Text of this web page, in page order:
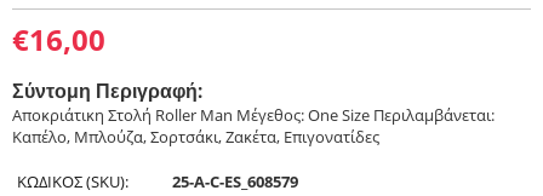
€16,00
Σύντομη Περιγραφή:
Αποκριάτικη Στολή Roller Man Μέγεθος: One Size Περιλαμβάνεται:
Καπέλο, Μπλούζα, Σορτσάκι, Ζακέτα, Επιγονατίδες
ΚΩΔΙΚΟΣ (SKU):
25-A-C-ES_608579